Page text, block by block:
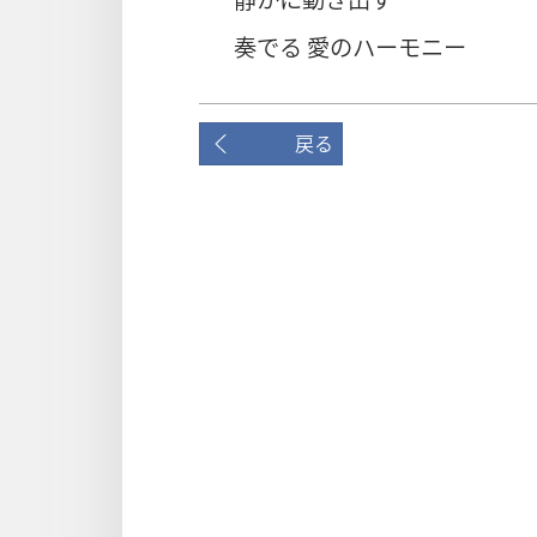
奏でる 愛のハーモニー
戻る